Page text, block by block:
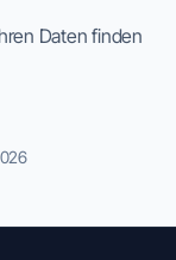
Daten finden